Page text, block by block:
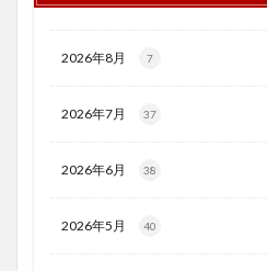
2026年8月 7
2026年7月 37
2026年6月 38
2026年5月 40